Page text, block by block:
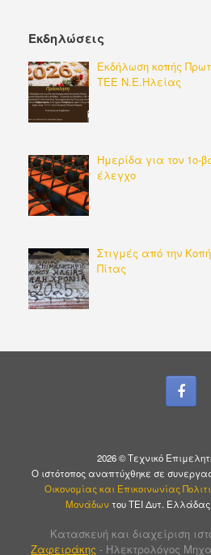
Εκδηλώσεις
Εκδήλωση κοπής
ΤΕΕ Ν.Ε.Ηλείας
Ημερίδα για τον 1ο-
έλεγχο
Στιγμές από την
Πίτας
2026 © Τεχνικό
Ο ιστότοπος αναπτύχθηκε σε
Οικονομίας και Επικοινωνίας
Μονάδων του ΤΕΙ Δυτ.
Κατασκευή και διαχείριση
Ζαφειράκης - Ηλεκτρολόγος